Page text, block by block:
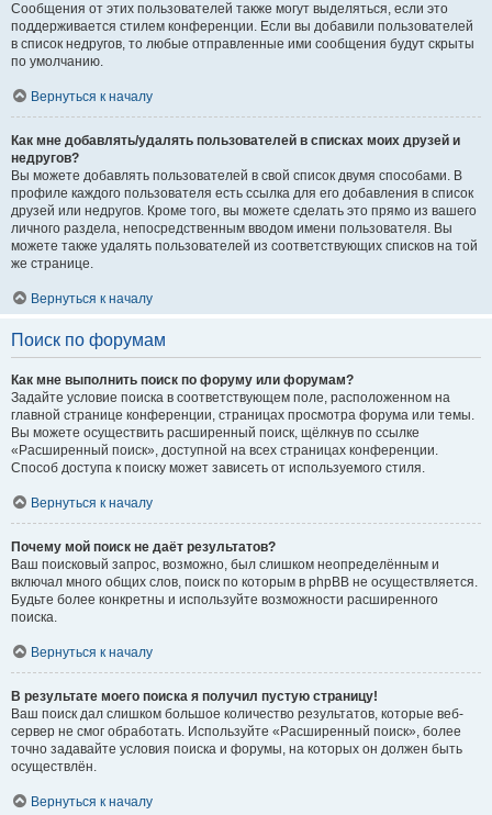
Сообщения от этих пользователей также могут выделяться, если это
поддерживается стилем конференции. Если вы добавили пользователей
в список недругов, то любые отправленные ими сообщения будут скрыты
по умолчанию.
Вернуться к началу
Как мне добавлять/удалять пользователей в списках моих друзей и
недругов?
Вы можете добавлять пользователей в свой список двумя способами. В
профиле каждого пользователя есть ссылка для его добавления в список
друзей или недругов. Кроме того, вы можете сделать это прямо из вашего
личного раздела, непосредственным вводом имени пользователя. Вы
можете также удалять пользователей из соответствующих списков на той
же странице.
Вернуться к началу
Поиск по форумам
Как мне выполнить поиск по форуму или форумам?
Задайте условие поиска в соответствующем поле, расположенном на
главной странице конференции, страницах просмотра форума или темы.
Вы можете осуществить расширенный поиск, щёлкнув по ссылке
«Расширенный поиск», доступной на всех страницах конференции.
Способ доступа к поиску может зависеть от используемого стиля.
Вернуться к началу
Почему мой поиск не даёт результатов?
Ваш поисковый запрос, возможно, был слишком неопределённым и
включал много общих слов, поиск по которым в phpBB не осуществляется.
Будьте более конкретны и используйте возможности расширенного
поиска.
Вернуться к началу
В результате моего поиска я получил пустую страницу!
Ваш поиск дал слишком большое количество результатов, которые веб-
сервер не смог обработать. Используйте «Расширенный поиск», более
точно задавайте условия поиска и форумы, на которых он должен быть
осуществлён.
Вернуться к началу